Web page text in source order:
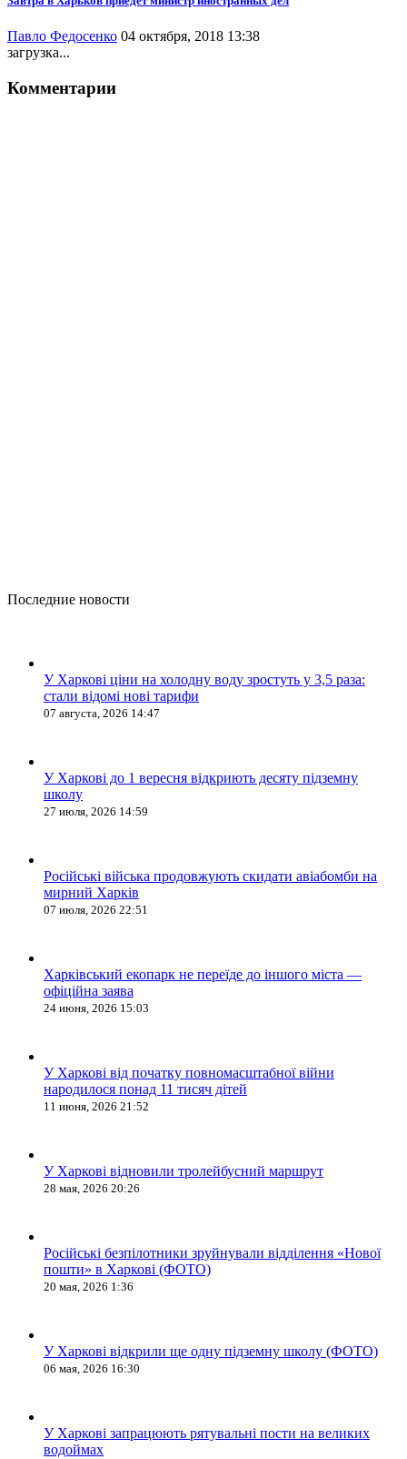
Павло Федосенко 04 октября, 2018 13:38
загрузка...
Комментарии
Последние новости
У Харкові ціни на холодну воду зростуть у 3,5 раза:
стали відомі нові тарифи
07 августа, 2026 14:47
У Харкові до 1 вересня відкриють десяту підземну
школу
27 июля, 2026 14:59
Російські війська продовжують скидати авіабомби на
мирний Харків
07 июля, 2026 22:51
Харківський екопарк не переїде до іншого міста —
офіційна заява
24 июня, 2026 15:03
У Харкові від початку повномасштабної війни
народилося понад 11 тисяч дітей
11 июня, 2026 21:52
У Харкові відновили тролейбусний маршрут
28 мая, 2026 20:26
Російські безпілотники зруйнували відділення «Нової
пошти» в Харкові (ФОТО)
20 мая, 2026 1:36
У Харкові відкрили ще одну підземну школу (ФОТО)
06 мая, 2026 16:30
У Харкові запрацюють рятувальні пости на великих
водоймах